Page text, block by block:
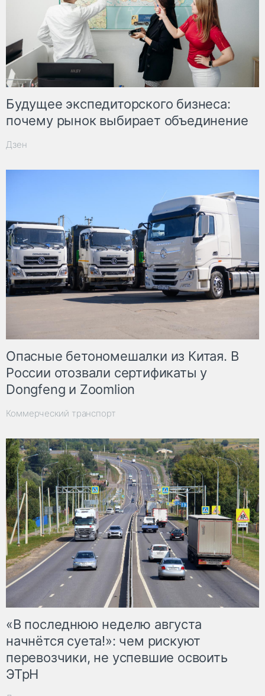
Будущее экспедиторского бизнеса:
почему рынок выбирает объединение
Дзен
Опасные бетономешалки из Китая. В
России отозвали сертификаты у
Dongfeng и Zoomlion
Коммерческий транспорт
«В последнюю неделю августа
начнётся суета!»: чем рискуют
перевозчики, не успевшие освоить
ЭТрН